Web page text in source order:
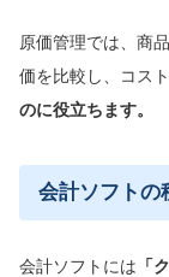
原価管理では、商
価を比較し、コス
のに役立ちます。
会計ソフトの
会計ソフトには 「